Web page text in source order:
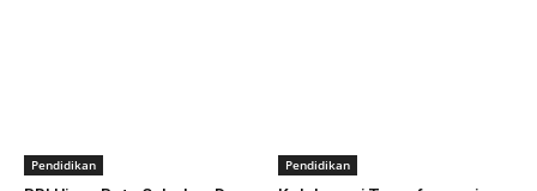
Pendidikan Pendidikan